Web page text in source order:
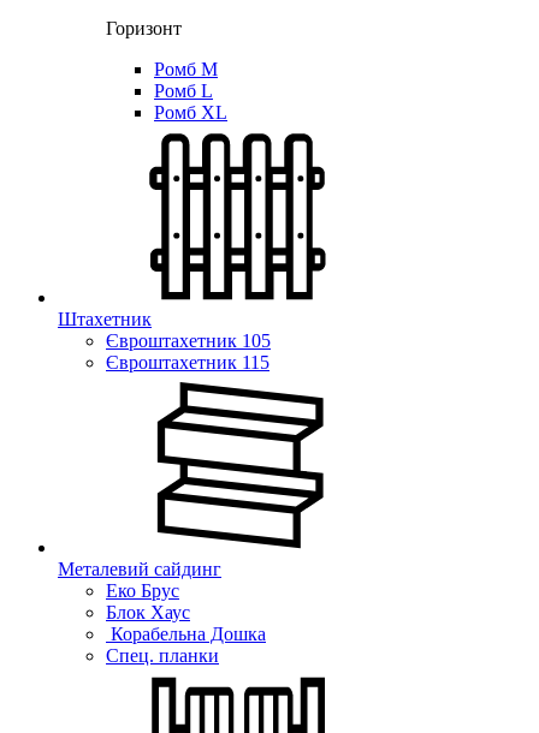
Горизонт
Ромб M
Ромб L
Ромб XL
Штахетник
Євроштахетник 105
Євроштахетник 115
Металевий сайдинг
Еко Брус
Блок Хаус
Корабельна Дошка
Спец. планки